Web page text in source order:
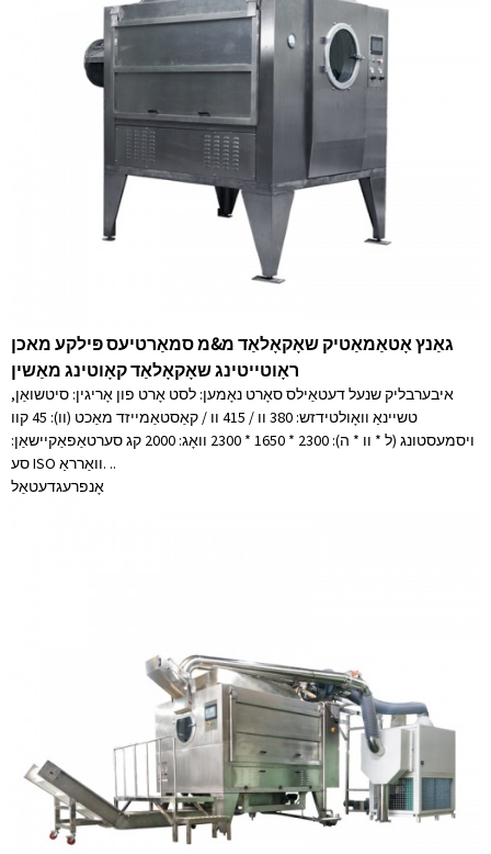
גאַנץ אָטאַמאַטיק שאָקאָלאַד מ&מ סמאַרטיעס פּילקע מאכן
ראָוטייטינג שאָקאָלאַד קאָוטינג מאַשין
איבערבליק שנעל דעטאַילס סאָרט נאָמען: לסט אָרט פון אָריגין: סיטשואַן,
טשיינאַ וואָולטידזש: 380 וו / 415 וו / קאַסטאַמייזד מאַכט (וו): 45 קוו
ויסמעסטונג (ל * וו * ה): 2300 * 1650 * 2300 וואָג: 2000 קג סערטאַפאַקיישאַן:
סע ISO וואַרראַ. ..
אָנפרעגדעטאַל